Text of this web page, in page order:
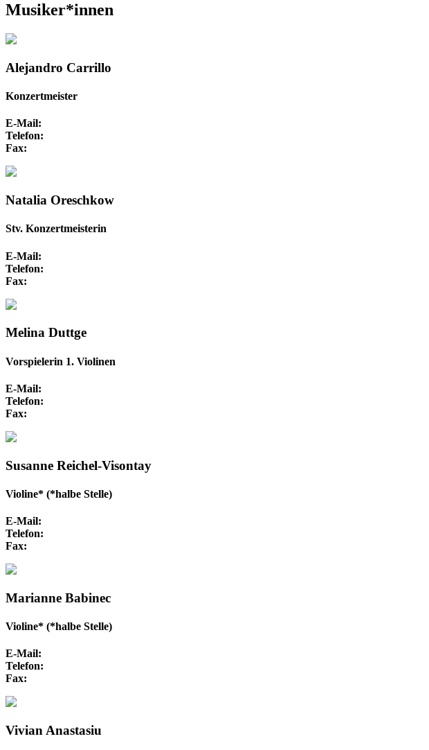
Musiker*innen
Alejandro Carrillo
Konzertmeister
E-Mail:
Telefon:
Fax:
Natalia Oreschkow
Stv. Konzertmeisterin
E-Mail:
Telefon:
Fax:
Melina Duttge
Vorspielerin 1. Violinen
E-Mail:
Telefon:
Fax:
Susanne Reichel-Visontay
Violine* (*halbe Stelle)
E-Mail:
Telefon:
Fax:
Marianne Babinec
Violine* (*halbe Stelle)
E-Mail:
Telefon:
Fax:
Vivian Anastasiu